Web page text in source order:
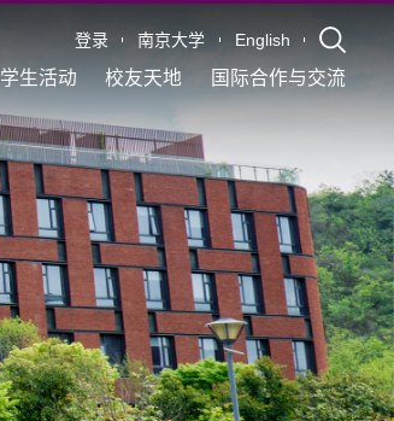
登录 南京大学 English
学生活动 校友天地 国际合作与交流